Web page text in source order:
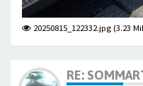
20250815_122332.jpg (3.23
RE: